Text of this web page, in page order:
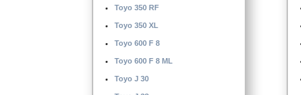
Toyo 350 RF
Toyo 350 XL
Toyo 600 F 8
Toyo 600 F 8 ML
Toyo J 30